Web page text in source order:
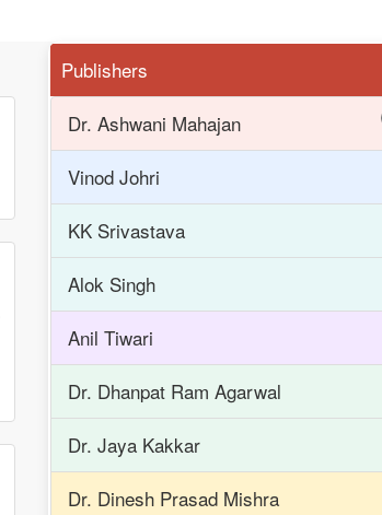
Publishers
Dr. Ashwani Mahajan
Vinod Johri
KK Srivastava
Alok Singh
Anil Tiwari
Dr. Dhanpat Ram Agarwal
Dr. Jaya Kakkar
Dr. Dinesh Prasad Mishra